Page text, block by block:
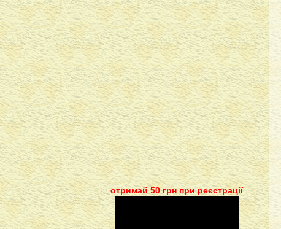
отримай 50 грн при реєстрації